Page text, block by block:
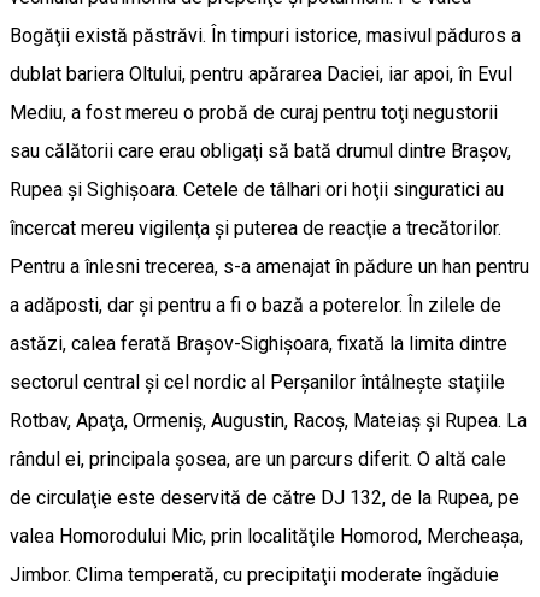
Bogăţii există păstrăvi. În timpuri istorice, masivul păduros a
dublat bariera Oltului, pentru apărarea Daciei, iar apoi, în Evul
Mediu, a fost mereu o probă de curaj pentru toţi negustorii
sau călătorii care erau obligaţi să bată drumul dintre Braşov,
Rupea şi Sighişoara. Cetele de tâlhari ori hoţii singuratici au
încercat mereu vigilenţa şi puterea de reacţie a trecătorilor.
Pentru a înlesni trecerea, s-a amenajat în pădure un han pentru
a adăposti, dar şi pentru a fi o bază a poterelor. În zilele de
astăzi, calea ferată Braşov-Sighişoara, fixată la limita dintre
sectorul central şi cel nordic al Perşanilor întâlneşte staţiile
Rotbav, Apaţa, Ormeniş, Augustin, Racoş, Mateiaş şi Rupea. La
rândul ei, principala şosea, are un parcurs diferit. O altă cale
de circulaţie este deservită de către DJ 132, de la Rupea, pe
valea Homorodului Mic, prin localităţile Homorod, Mercheaşa,
Jimbor. Clima temperată, cu precipitaţii moderate îngăduie